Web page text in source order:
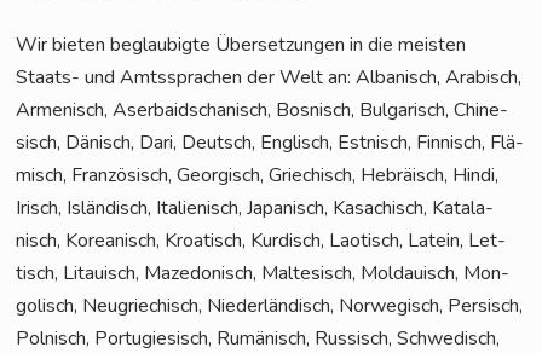
Wir bie­ten beglau­big­te Über­set­zun­gen in die meis­ten
Staats- und Amts­spra­chen der Welt an: Alba­nisch, Ara­bisch,
Arme­nisch, Aser­bai­dscha­nisch, Bos­nisch, Bul­ga­risch, Chi­ne­
sisch, Dänisch, Dari, Deutsch, Eng­lisch, Est­nisch, Fin­nisch, Flä­
misch, Fran­zö­sisch, Geor­gisch, Grie­chisch, Hebrä­isch, Hin­di,
Irisch, Islän­disch, Ita­lie­nisch, Japa­nisch, Kasa­chisch, Kata­la­
nisch, Korea­nisch, Kroa­tisch, Kur­disch, Lao­tisch, Latein, Let­
tisch, Litau­isch, Maze­do­nisch, Mal­te­sisch, Mol­dauisch, Mon­
go­lisch, Neu­grie­chisch, Nie­der­län­disch, Nor­we­gisch, Per­sisch,
Pol­nisch, Por­tu­gie­sisch, Rumä­nisch, Rus­sisch, Schwe­disch,